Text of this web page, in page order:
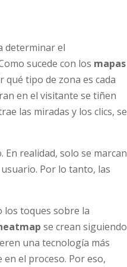
determinar el
sucede con los mapas
qué tipo de zona es cada
en el visitante se tiñen
las miradas y los clics, se
realidad, solo se marcan
Por lo tanto, las
los toques sobre la
se crean siguiendo
una tecnología más
el proceso. Por eso,